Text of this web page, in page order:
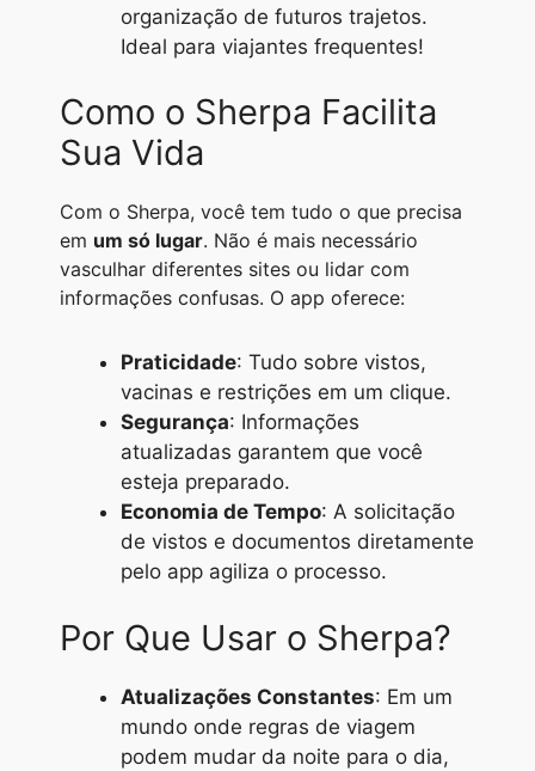
organização de futuros trajetos.
Ideal para viajantes frequentes!
Como o Sherpa Facilita
Sua Vida
Com o Sherpa, você tem tudo o que precisa
em um só lugar. Não é mais necessário
vasculhar diferentes sites ou lidar com
informações confusas. O app oferece:
Praticidade: Tudo sobre vistos,
vacinas e restrições em um clique.
Segurança: Informações
atualizadas garantem que você
esteja preparado.
Economia de Tempo: A solicitação
de vistos e documentos diretamente
pelo app agiliza o processo.
Por Que Usar o Sherpa?
Atualizações Constantes: Em um
mundo onde regras de viagem
podem mudar da noite para o dia,